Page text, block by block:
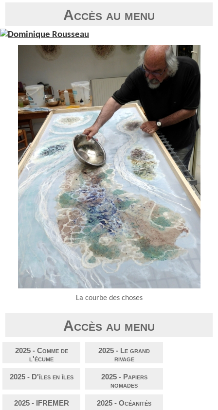
Accès au menu
La courbe des choses
Accès au menu
2025 - Comme de
l'écume
2025 - Le grand
rivage
2025 - D'îles en îles
2025 - Papiers
nomades
2025 - IFREMER 2025 - Océanités